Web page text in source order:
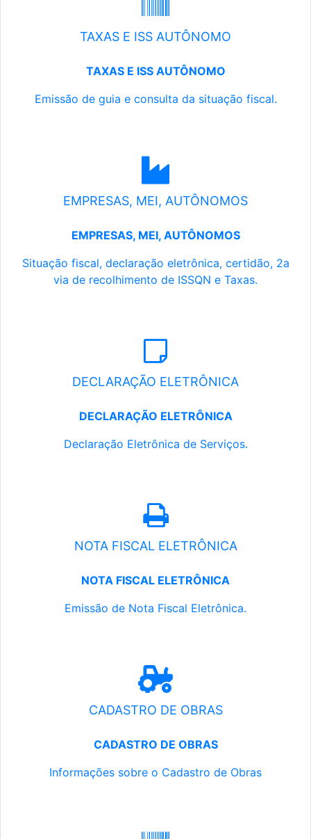
TAXAS E ISS AUTÔNOMO
TAXAS E ISS AUTÔNOMO
Emissão de guia e consulta da situação fiscal.
EMPRESAS, MEI, AUTÔNOMOS
EMPRESAS, MEI, AUTÔNOMOS
Situação fiscal, declaração eletrônica, certidão, 2a
via de recolhimento de ISSQN e Taxas.
DECLARAÇÃO ELETRÔNICA
DECLARAÇÃO ELETRÔNICA
Declaração Eletrônica de Serviços.
NOTA FISCAL ELETRÔNICA
NOTA FISCAL ELETRÔNICA
Emissão de Nota Fiscal Eletrônica.
CADASTRO DE OBRAS
CADASTRO DE OBRAS
Informações sobre o Cadastro de Obras